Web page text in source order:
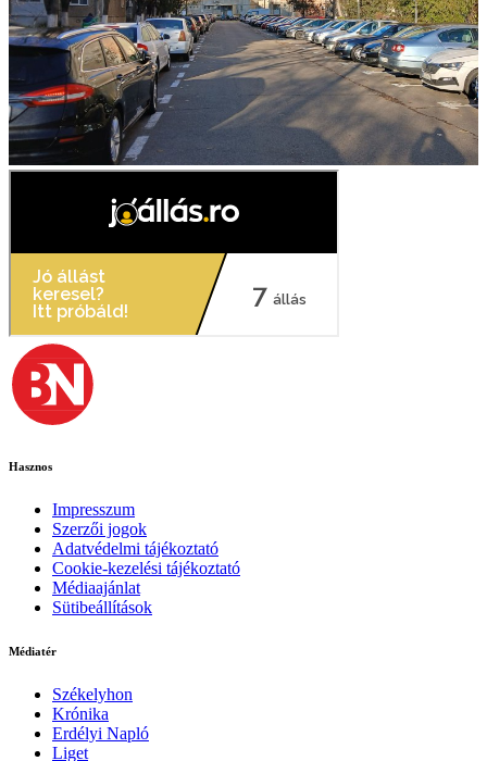
Hasznos
Impresszum
Szerzői jogok
Adatvédelmi tájékoztató
Cookie-kezelési tájékoztató
Médiaajánlat
Sütibeállítások
Médiatér
Székelyhon
Krónika
Erdélyi Napló
Liget